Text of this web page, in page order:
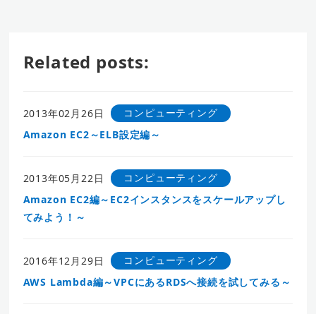
Related posts:
2013年02月26日
コンピューティング
Amazon EC2～ELB設定編～
2013年05月22日
コンピューティング
Amazon EC2編～EC2インスタンスをスケールアップし
てみよう！～
2016年12月29日
コンピューティング
AWS Lambda編～VPCにあるRDSへ接続を試してみる～